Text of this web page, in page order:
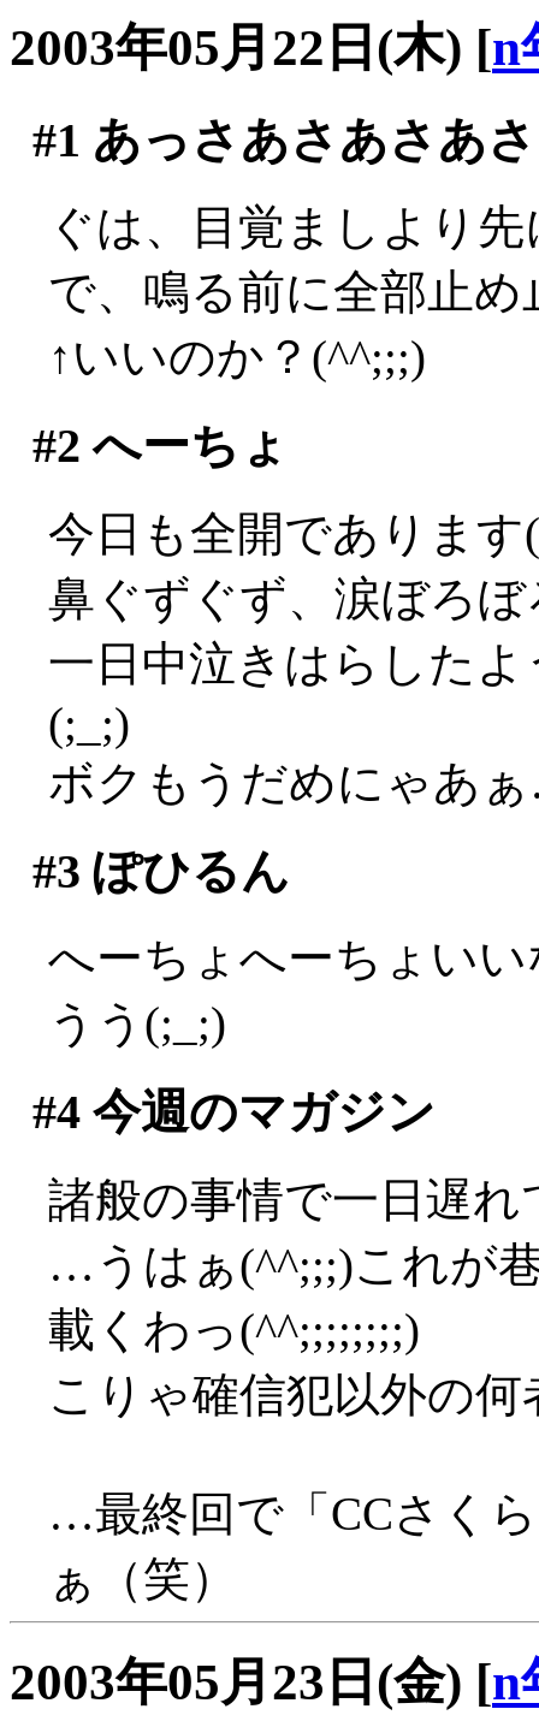
2003年05月22日(木) [n
#1 あっさあさあさあ
ぐは、目覚ましより
で、鳴る前に全部止
↑いいのか？(^^;;;)
#2 へーちょ
今日も全開であります
鼻ぐずぐず、涙ぼろ
一日中泣きはらした
(;_;)
ボクもうだめにゃあ
#3 ぽひるん
へーちょへーちょい
うう(;_;)
#4今週のマガジン
諸般の事情で一日遅
…うはぁ(^^;;;)これが
載くわっ(^^;;;;;;;;)
こりゃ確信犯以外の
…最終回で「CCさく
ぁ（笑）
2003年05月23日(金) [n